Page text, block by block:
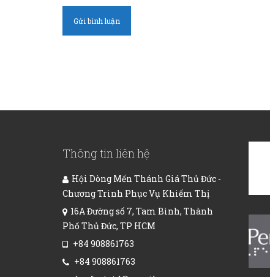
Thông tin liên hệ
Hội Dòng Mến Thánh Giá Thủ Đức -
Chương Trình Phục Vụ Khiếm Thị
16A Đường số 7, Tam Bình, Thành
Phố Thủ Đức, TP HCM
+84 908861763
+84 908861763